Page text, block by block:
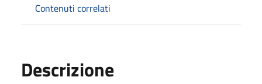
Contenuti correlati
Descrizione